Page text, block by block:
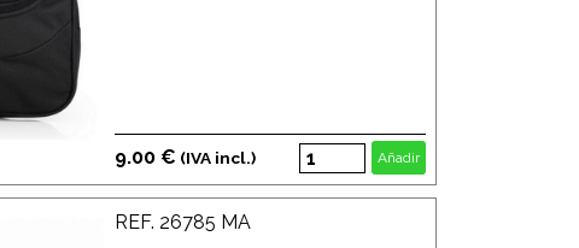
9.00 € (IVA incl.) Añadir
REF. 26785 MA